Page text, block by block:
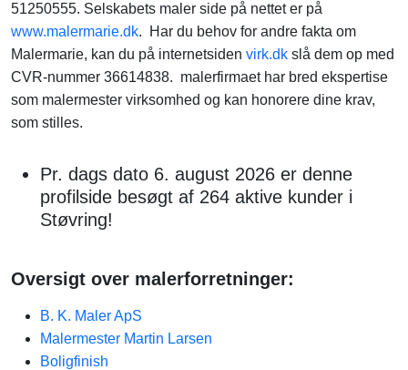
51250555. Selskabets maler side på nettet er på
www.malermarie.dk. Har du behov for andre fakta om
Malermarie, kan du på internetsiden virk.dk slå dem op med
CVR-nummer 36614838. malerfirmaet har bred ekspertise
som malermester virksomhed og kan honorere dine krav,
som stilles.
Pr. dags dato 6. august 2026 er denne
profilside besøgt af 264 aktive kunder i
Støvring!
Oversigt over malerforretninger:
B. K. Maler ApS
Malermester Martin Larsen
Boligfinish